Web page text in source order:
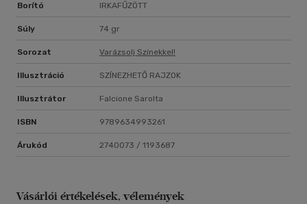
Borító IRKAFŰZÖTT
Súly 74 gr
Sorozat Varázsolj Színekkel!
Illusztráció SZÍNEZHETŐ RAJZOK
Illusztrátor Falcione Sarolta
ISBN 9789634993261
Árukód 2740073 / 1193687
Vásárlói értékelések, vélemények